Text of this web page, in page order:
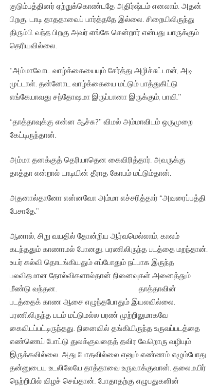
குடும்பத்தினர் ஏற்றுக்கொண்டதே அதிர்ஷ்டம் எனலாம். அதன்
பிறகு, டாடி தாததாவைப் பார்த்ததே இல்லை. சிறையிலிருந்து
திரும்பி வந்த பிறகு அவர் எங்கே சென்றார் என்பது யாருக்கும்
தெரியவில்லை.
“அம்மாவோட வாழ்க்கையையும் சேர்த்து அழிச்சுட்டான், அடி
முட்டாள். தன்னோட வாழ்க்கையை மட்டும் பாத்துகிட்டு
எங்கேயாவது சந்தோஷமா இருப்பானா இருக்கும், பாவி.”
“தாத்தாவுக்கு என்ன ஆச்சு?” விமல் அம்மாவிடம் ஒருமுறை
கேட்டிருந்தான்.
அம்மா தனக்குத் தெரியாதென கைவிரித்தார். அவருக்கு
தாத்தா என்றால் டாடியின் தீராத கோபம் மட்டும்தான்.
அதனால்தானோ என்னவோ அம்மா எச்சரித்தார் “அவரைப்பத்தி
பேசாதே.”
ஆனால், சிறு வயதில் தோன்றிய ஆர்வமெல்லாம், காலம்
கடந்ததும் காணாமல் போனது. பரணிலிருந்த படத்தை மறந்தான்.
உயர் கல்வி தொடங்கியதும் எப்போதும் நட்பாக இருந்த
பலவிதமான தோல்விகளால்தான் நினைவுகள் அனைத்தும்
மீண்டு வந்தன. தாத்தாவின்
படத்தைக் காண ஆசை எழுந்தபோதும் இயலவில்லை.
பரணிலிருந்த படம் மட்டுமல்ல பரண் முற்றிலுமாகவே
கைவிடப்பட்டிருந்தது. நினைவில் தங்கியிருந்த உருவப்படத்தை
எண்ணெய் போட்டு துலக்குவதைத் தவிர வேறொரு வழியும்
இருக்கவில்லை. அது போதவில்லை எனும் எண்ணம் எழும்போது
தன்னுடைய உடலிலேயே தாத்தாவை உருவாக்குவான். தலைமயிர்
நெற்றியில் விழச் செய்தான். போதாதற்கு எழுபதுகளின்